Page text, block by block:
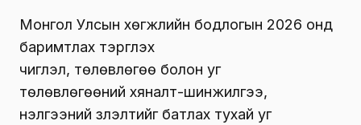
Монгол Улсын хөгжлийн бодлогын 2026 онд
баримтлах тэргүүлэх
чиглэл, төлөвлөгөө болон уг
төлөвлөгөөний хяналт-шинжилгээ,
үнэлгээний үзүүлэлтийг батлах тухай уг